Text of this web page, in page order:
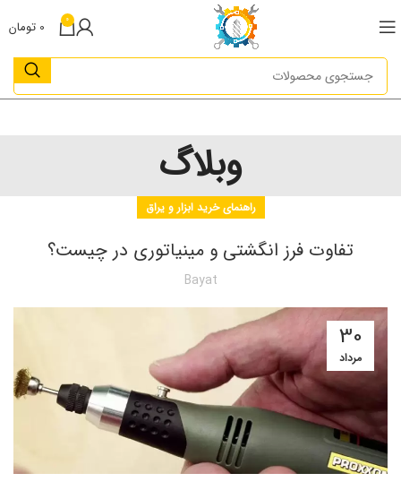
0
0 تومان
وبلاگ
راهنمای خرید ابزار و یراق
تفاوت فرز انگشتی و مینیاتوری در چیست؟
Bayat
30
مرداد